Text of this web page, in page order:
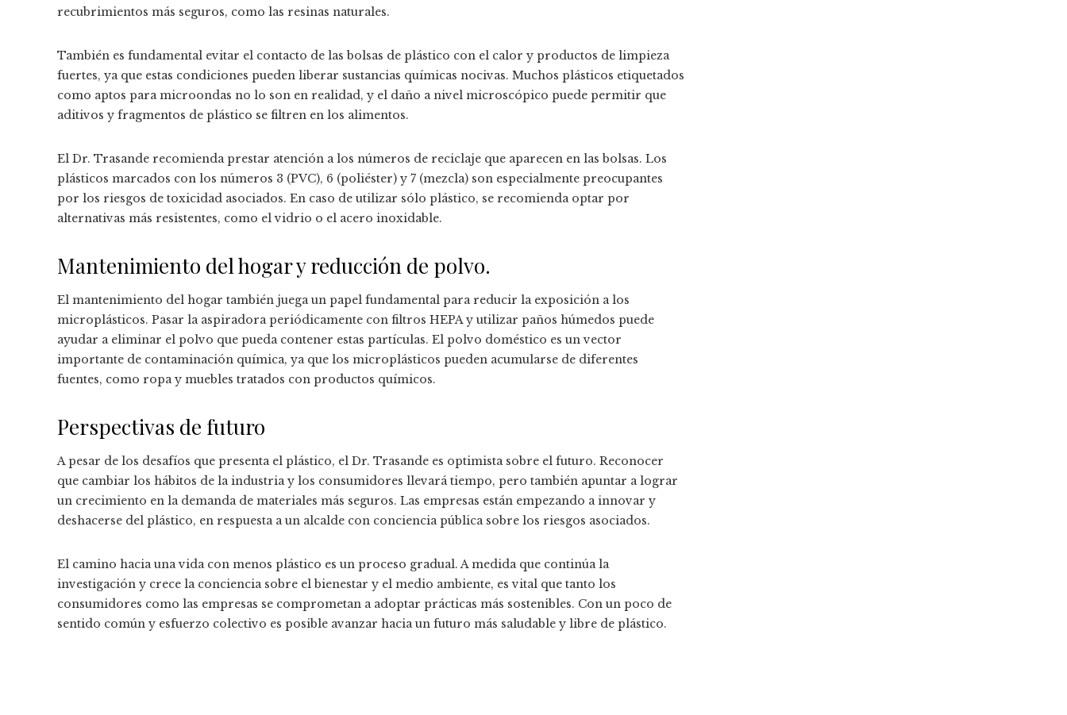
recubrimientos más seguros, como las resinas naturales.
También es fundamental evitar el contacto de las bolsas de plástico con el calor y productos de limpieza
fuertes, ya que estas condiciones pueden liberar sustancias químicas nocivas. Muchos plásticos etiquetados
como aptos para microondas no lo son en realidad, y el daño a nivel microscópico puede permitir que
aditivos y fragmentos de plástico se filtren en los alimentos.
El Dr. Trasande recomienda prestar atención a los números de reciclaje que aparecen en las bolsas. Los
plásticos marcados con los números 3 (PVC), 6 (poliéster) y 7 (mezcla) son especialmente preocupantes
por los riesgos de toxicidad asociados. En caso de utilizar sólo plástico, se recomienda optar por
alternativas más resistentes, como el vidrio o el acero inoxidable.
Mantenimiento del hogar y reducción de polvo.
El mantenimiento del hogar también juega un papel fundamental para reducir la exposición a los
microplásticos. Pasar la aspiradora periódicamente con filtros HEPA y utilizar paños húmedos puede
ayudar a eliminar el polvo que pueda contener estas partículas. El polvo doméstico es un vector
importante de contaminación química, ya que los microplásticos pueden acumularse de diferentes
fuentes, como ropa y muebles tratados con productos químicos.
Perspectivas de futuro
A pesar de los desafíos que presenta el plástico, el Dr. Trasande es optimista sobre el futuro. Reconocer
que cambiar los hábitos de la industria y los consumidores llevará tiempo, pero también apuntar a lograr
un crecimiento en la demanda de materiales más seguros. Las empresas están empezando a innovar y
deshacerse del plástico, en respuesta a un alcalde con conciencia pública sobre los riesgos asociados.
El camino hacia una vida con menos plástico es un proceso gradual. A medida que continúa la
investigación y crece la conciencia sobre el bienestar y el medio ambiente, es vital que tanto los
consumidores como las empresas se comprometan a adoptar prácticas más sostenibles. Con un poco de
sentido común y esfuerzo colectivo es posible avanzar hacia un futuro más saludable y libre de plástico.